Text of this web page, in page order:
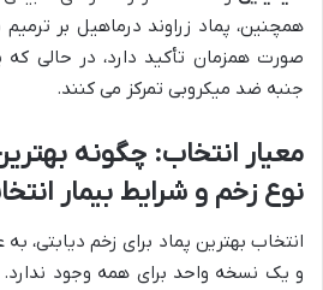
همچنین، پماد زراوند درماهیل بر
صورت همزمان تأکید دارد، در حالی که
جنبه ضد میکروبی تمرکز می کنند.
معیار انتخاب: چگونه
نوع زخم و شرایط بیمار
انتخاب بهترین پماد برای زخم دیابتی،
و یک نسخه واحد برای همه وجود ندارد.